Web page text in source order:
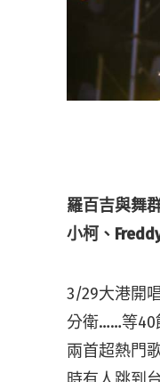
羅百吉與舞
小柯、
3/29大港開
分衛……等40
兩首超熱門